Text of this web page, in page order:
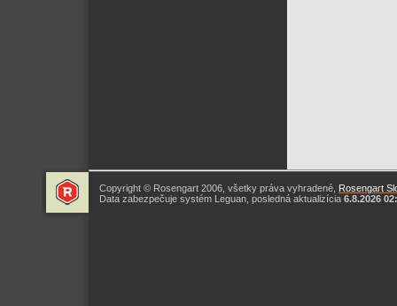
Copyright © Rosengart 2006, všetky práva vyhradené, Rosengart
Data zabezpečuje systém Leguan, posledná aktualizícia 6.8.2026